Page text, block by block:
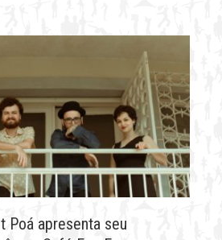
Poá apresenta seu